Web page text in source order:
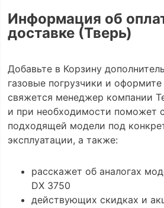
Информация об
доставке (Тверь)
Добавьте в Корзину
газовые погрузчики и
свяжется менеджер компании
и при необходимости поможет
подходящей модели под
эксплуатации, а также:
расскажет об аналогах
DX 3750
действующих скидках и